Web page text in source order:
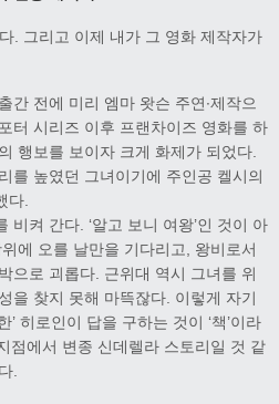
. 그리고 이제 내가 그 영화 제작자가
간 전에 미리 엠마 왓슨 주연·제작으
터 시리즈 이후 프랜차이즈 영화를 하
행보를 보이자 크게 화제가 되었다.
를 높였던 그녀이기에 주인공 켈시의
다.
비켜 간다. ‘알고 보니 여왕’인 것이 아
에 오를 날만을 기다리고, 왕비로서
으로 괴롭다. 근위대 역시 그녀를 위
을 찾지 못해 마뜩잖다. 이렇게 자기
’ 히로인이 답을 구하는 것이 ‘책’이라
점에서 변종 신데렐라 스토리일 것 같
.